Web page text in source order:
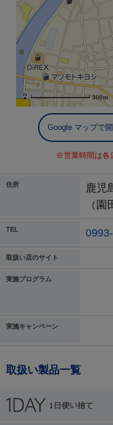
300m
Google マップで開
※営業時間は各
住所
鹿児
（園
TEL
取扱い店のサイト
実施プログラム
実施キャンペーン
取扱い製品一覧